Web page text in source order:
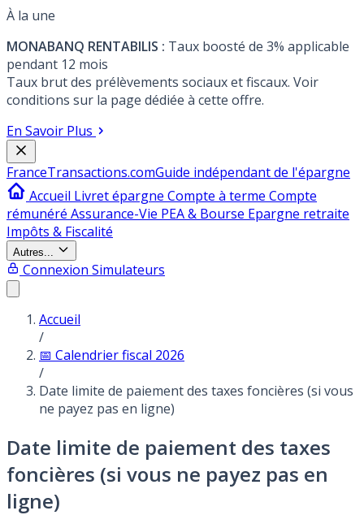
À la une
MONABANQ RENTABILIS : Taux boosté de 3% applicable
pendant 12 mois
Taux brut des prélèvements sociaux et fiscaux. Voir
conditions sur la page dédiée à cette offre.
En Savoir Plus
FranceTransactions.comGuide indépendant de l'épargne
Accueil Livret épargne Compte à terme Compte
rémunéré Assurance-Vie PEA & Bourse Epargne retraite
Impôts & Fiscalité
Autres...
Connexion Simulateurs
Accueil
/
📅 Calendrier fiscal 2026
/
Date limite de paiement des taxes foncières (si vous
ne payez pas en ligne)
Date limite de paiement des taxes
foncières (si vous ne payez pas en
ligne)